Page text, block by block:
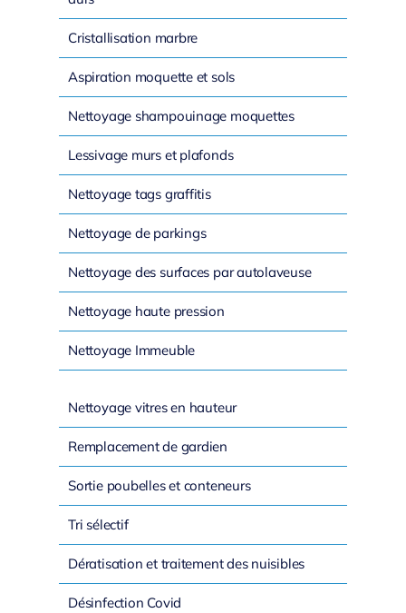
Cristallisation marbre
Aspiration moquette et sols
Nettoyage shampouinage moquettes
Lessivage murs et plafonds
Nettoyage tags graffitis
Nettoyage de parkings
Nettoyage des surfaces par autolaveuse
Nettoyage haute pression
Nettoyage Immeuble
Nettoyage vitres en hauteur
Remplacement de gardien
Sortie poubelles et conteneurs
Tri sélectif
Dératisation et traitement des nuisibles
Désinfection Covid